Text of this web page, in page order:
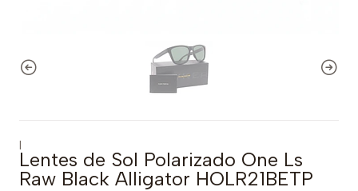
|
Lentes de Sol Polarizado One Ls
Raw Black Alligator HOLR21BETP